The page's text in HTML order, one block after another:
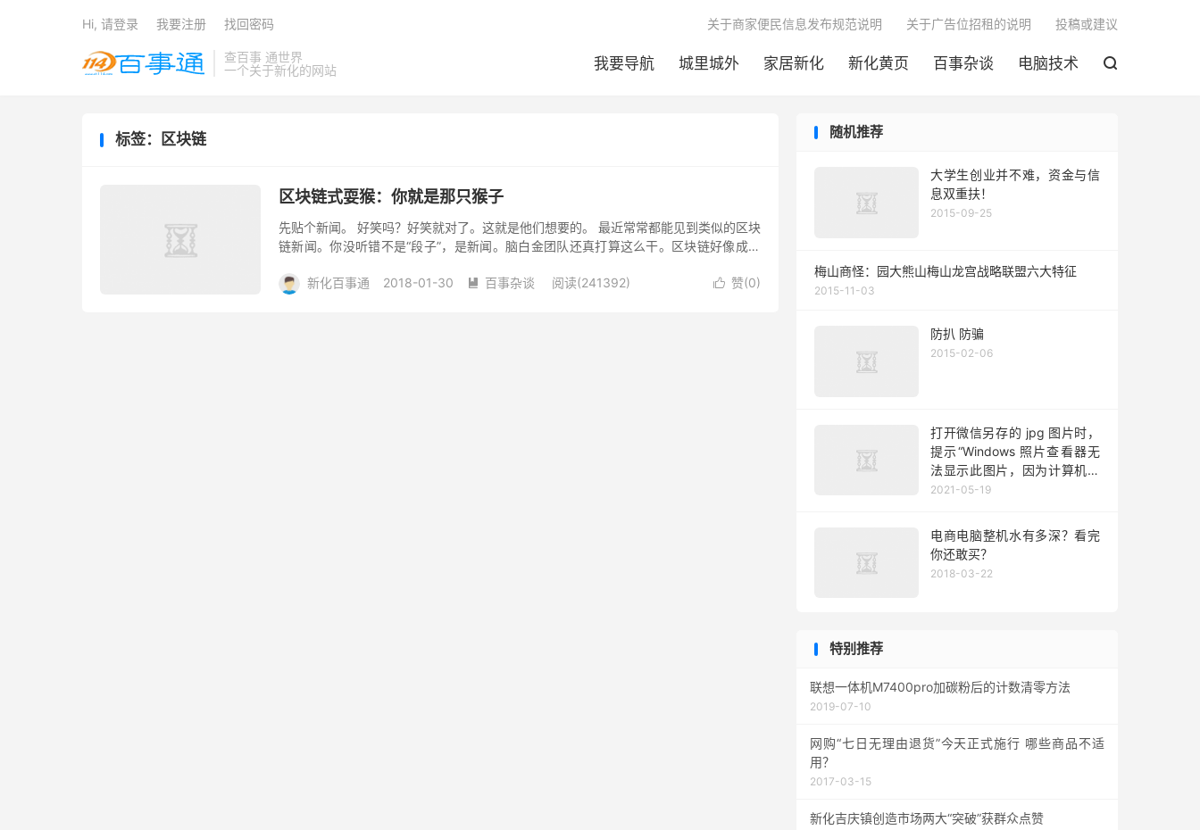
查百事 通世界
一个关于新化的网站
我要导航 城里城外 家居新化 新化黄页 百事杂谈 电脑技术 
关于商家便民信息发布规范说明 关于广告位招租的说明 投稿或建议
Hi, 请登录 我要注册 找回密码
标签：区块链
区块链式耍猴：你就是那只猴子
先贴个新闻。 好笑吗？好笑就对了。这就是他们想要的。 最近常常都能见到类似的区块
链新闻。你没听错不是“段子”，是新闻。脑白金团队还真打算这么干。区块链好像成了
 赞(0)
新化百事通 2018-01-30  百事杂谈 阅读(241392)
随机推荐
大学生创业并不难，资金与信
息双重扶！
2015-09-25
梅山商怪：园大熊山梅山龙宫战略联盟六大特征
2015-11-03
防扒 防骗
2015-02-06
打开微信另存的 jpg 图片时，
提示“Windows 照片查看器无
法显示此图片，因为计算机上
的可用内存可能不足”
2021-05-19
电商电脑整机水有多深？看完
你还敢买？
2018-03-22
特别推荐
联想一体机M7400pro加碳粉后的计数清零方法
2019-07-10
网购“七日无理由退货”今天正式施行 哪些商品不适
用？
2017-03-15
新化吉庆镇创造市场两大“突破”获群众点赞